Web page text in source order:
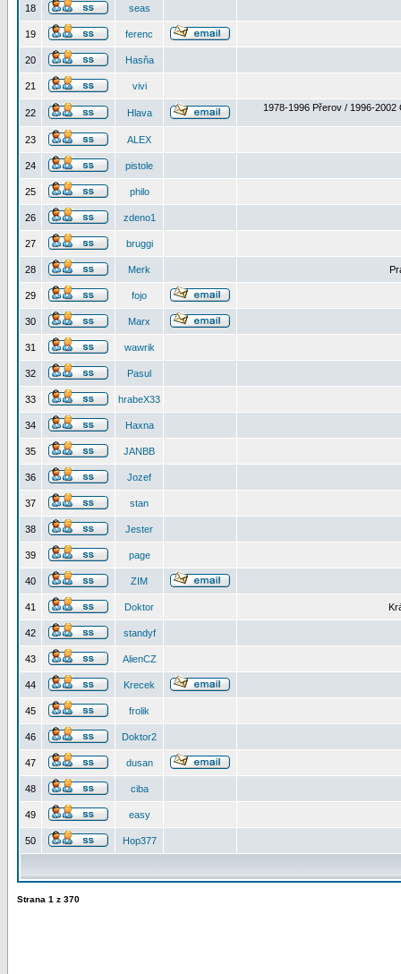
18 seas
19 ferenc
20 Hasňa
21 vivi
22 Hlava 1978-1996 Přerov / 1996-2002
23 ALEX
24 pistole
25 philo
26 zdeno1
27 bruggi
28 Merk
29 fojo
30 Marx
31 wawrik
32 Pasul
33 hrabeX33
34 Haxna
35 JANBB
36 Jozef
37 stan
38 Jester
39 page
40 ZIM
41 Doktor
42 standyf
43 AlienCZ
44 Krecek
45 frolik
46 Doktor2
47 dusan
48 ciba
49 easy
50 Hop377
Strana 1 z 370